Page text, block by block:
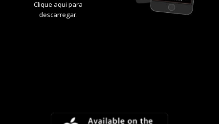
Clique aqui para
descarregar.